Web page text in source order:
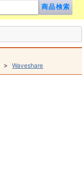
>Waveshare